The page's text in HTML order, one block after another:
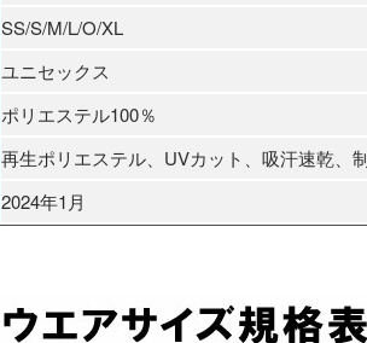
SS/S/M/L/O/XL
ユニセックス
ポリエステル100％
再生ポリエステル、UVカット、吸汗速乾、
2024年1月